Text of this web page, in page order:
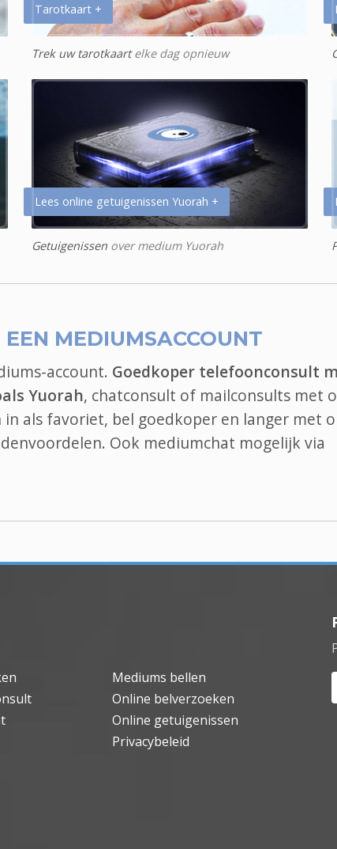
Tarotkaart +
Trek uw tarotkaartelke dag opnieuw
Lees online getuigenissen Yuorah +
Getuigenissen over medium Yuorah
MEDIUMSACCOUNT
account. Goedkoper telefoonconsult
Yuorah, chatconsult of mailconsults met
als favoriet, bel goedkoper en langer met
Ook mediumchat mogelijk via
Mediums bellen
Online belverzoeken
Online getuigenissen
Privacybeleid